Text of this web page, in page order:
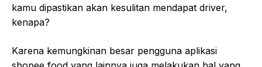
kamu dipastikan akan kesulitan mendapat driver,
kenapa?
Karena kemungkinan besar pengguna aplikasi